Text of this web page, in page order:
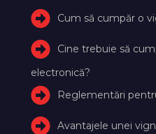
Cum să cumpăr o
Cine trebuie să
electronică?
Reglementări
Avantajele unei